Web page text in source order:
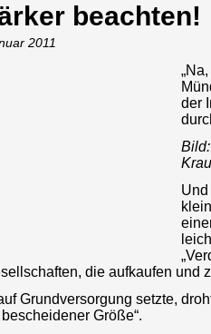
beachten!
2011
der
die aufkaufen und
Grundversorgung setzte,
Größe“.